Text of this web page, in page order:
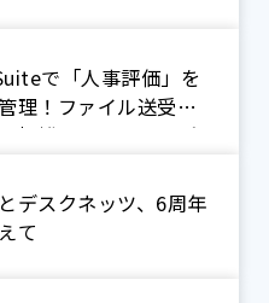
で「人事評価」を
理！ファイル送受信
る煩雑なやり取りをゼ
紹介】
デスクネッツ、6周年
て